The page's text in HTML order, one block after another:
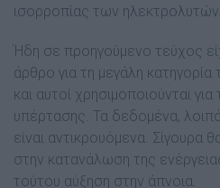
ισορροπίας των ηλεκτρολυτών.
Ήδη σε προηγούμενο τεύχος
άρθρο για τη μεγάλη
και αυτοί χρησιμοποιούνται
υπέρτασης. Τα δεδομένα,
είναι αντικρουόμενα. Σίγουρα
στην κατανάλωση της
τούτου αύξηση στην άπνοια.